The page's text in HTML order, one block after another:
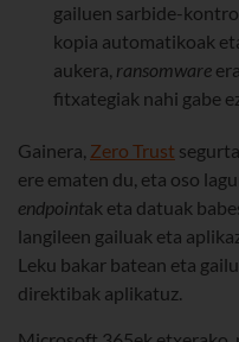
gailuen sarbide-
kopia automatikoak
aukera, ransomware
fitxategiak nahi gabe
Gainera, Zero Trust
ere ematen du, eta oso
endpointak eta datuak
langileen gailuak eta
Leku bakar batean eta
direktibak aplikatuz.